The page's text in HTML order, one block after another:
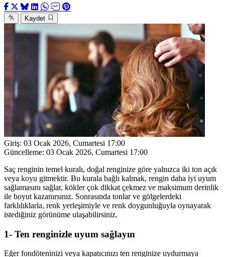
Kaydet
Giriş: 03 Ocak 2026, Cumartesi 17:00
Güncelleme: 03 Ocak 2026, Cumartesi 17:00
Saç renginin temel kuralı, doğal renginize göre yalnızca iki ton açık
veya koyu gitmektir. Bu kurala bağlı kalmak, rengin daha iyi uyum
sağlamasını sağlar, kökler çok dikkat çekmez ve maksimum derinlik
ile boyut kazanırsınız. Sonrasında tonlar ve gölgelerdeki
farklılıklarla, renk yerleşimiyle ve renk doygunluğuyla oynayarak
istediğiniz görünüme ulaşabilirsiniz.
1- Ten renginizle uyum sağlayın
Eğer fondöteninizi veya kapatıcınızı ten renginize uydurmaya